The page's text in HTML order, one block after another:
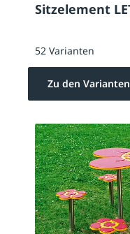
Sitzelement
52 Varianten
Zu den Varianten